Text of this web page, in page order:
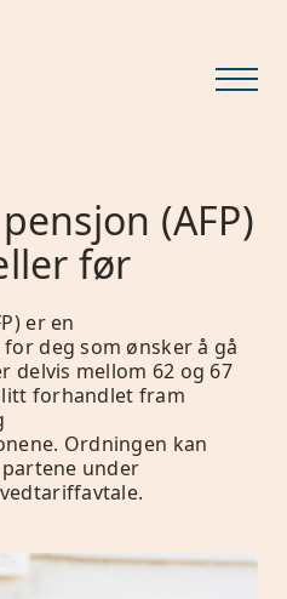
(AFP)
før
er en
deg som ønsker å gå
delvis mellom 62 og 67
forhandlet fram
Ordningen kan
under